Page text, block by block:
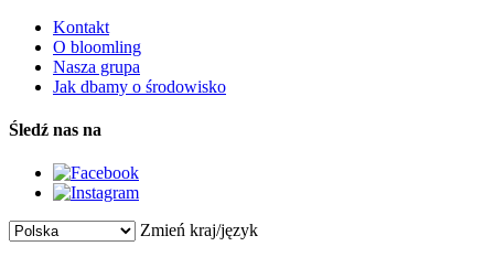
Kontakt
O bloomling
Nasza grupa
Jak dbamy o środowisko
Śledź nas na
Zmień kraj/język